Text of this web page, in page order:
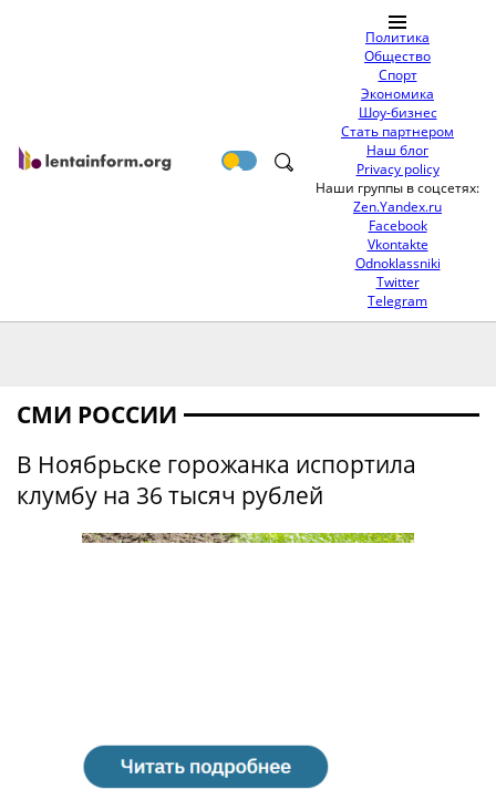
Политика
Общество
Спорт
Экономика
Шоу-бизнес
Стать партнером
Наш блог
Privacy policy
Наши группы в соцсетях:
Zen.Yandex.ru
Facebook
Vkontakte
Odnoklassniki
Twitter
Telegram
СМИ РОССИИ
В Ноябрьске горожанка испортила
клумбу на 36 тысяч рублей